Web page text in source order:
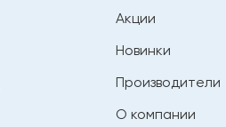
Акции
Новинки
Производители
О компании